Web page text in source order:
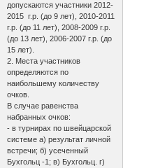
допускаются участники 2012-
2015 г.р. (до 9 лет), 2010-2011
г.р. (до 11 лет), 2008-2009 г.р.
(до 13 лет), 2006-2007 г.р. (до
15 лет).
2. Места участников
определяются по
наибольшему количеству
очков.
В случае равенства
набранных очков:
- в турнирах по швейцарской
системе а) результат личной
встречи; б) усеченный
Бухгольц -1; в) Бухгольц. г)